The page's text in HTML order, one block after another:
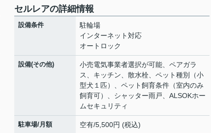
セルレアの詳細情報
設備条件
駐輪場
インターネット対応
オートロック
設備(その他)
小売電気事業者選択が可能、ペアガラ
ス、キッチン、散水栓、ペット種別（小
型犬１匹）、ペット飼育条件（室内のみ
飼育可）、シャッター雨戸、ALSOKホー
ムセキュリティ
駐車場/月額 空有/5,500円 (税込)